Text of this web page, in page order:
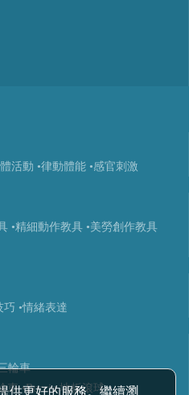
供更好的服務。繼續瀏
活動 •律動體能 •感官刺激
•精細動作教具 •美勞創作教具
巧 •情緒表達
輪車
車 •Boccia 地板滾球